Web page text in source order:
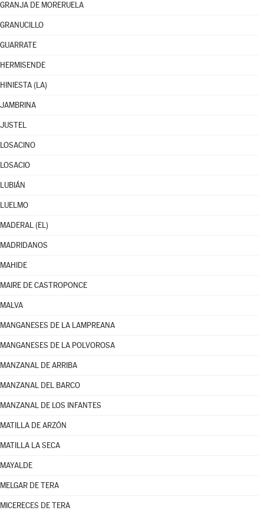
GRANJA DE MORERUELA
GRANUCILLO
GUARRATE
HERMISENDE
HINIESTA (LA)
JAMBRINA
JUSTEL
LOSACINO
LOSACIO
LUBIÁN
LUELMO
MADERAL (EL)
MADRIDANOS
MAHIDE
MAIRE DE CASTROPONCE
MALVA
MANGANESES DE LA LAMPREANA
MANGANESES DE LA POLVOROSA
MANZANAL DE ARRIBA
MANZANAL DEL BARCO
MANZANAL DE LOS INFANTES
MATILLA DE ARZÓN
MATILLA LA SECA
MAYALDE
MELGAR DE TERA
MICERECES DE TERA